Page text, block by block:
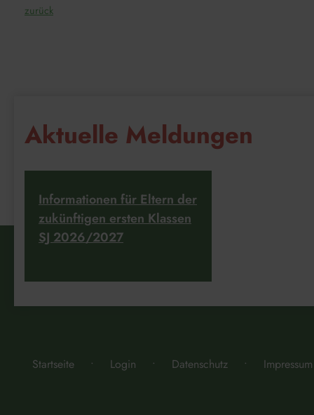
zurück
Aktuelle Meldungen
Informationen für Eltern der
zukünftigen ersten Klassen
SJ 2026/2027
Startseite Login Datenschutz Impressum